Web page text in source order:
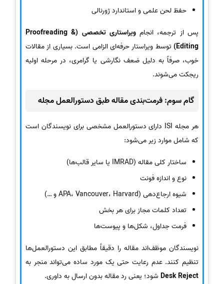
حفظ لحن علمی و استاندارد ژورنالی
پس از ترجمه، انجام
ویراستاری تخصصی (Proofreading &
Editing) توسط ویراستار حرفه‌ای الزامی است. بسیاری از مقالات
خوب، صرفاً به دلیل ضعف نگارشی یا گرامری، در مرحله اولیه
ریجکت می‌شوند.
گام سوم: فرمت‌بندی مقاله طبق دستورالعمل مجله
هر مجله ISI دارای دستورالعمل مشخصی برای نویسندگان است
که شامل موارد زیر می‌شود:
ساختار کلی مقاله (IMRAD یا سایر قالب‌ها)
نوع و اندازه فونت
شیوه ارجاع‌دهی (APA، Vancouver، Harvard و …)
تعداد کلمات مجاز برای هر بخش
فرمت جداول، شکل‌ها و پیوست‌ها
نویسندگان موظف‌اند مقاله را دقیقاً مطابق این دستورالعمل‌ها
تنظیم کنند. عدم رعایت حتی یک مورد ساده می‌تواند منجر به
Desk Reject شود؛ یعنی رد مقاله بدون ارسال به داوری.